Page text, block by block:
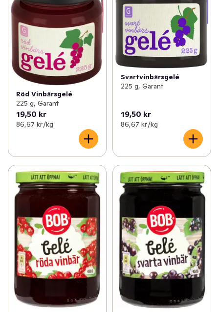
Röd Vinbärsgelé
225 g, Garant
19,50 kr
86,67 kr /kg
Svartvinbärsgelé
225 g, Garant
19,50 kr
86,67 kr /kg